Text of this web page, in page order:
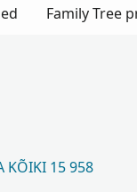
Family Tree
KÕIKI 15 958